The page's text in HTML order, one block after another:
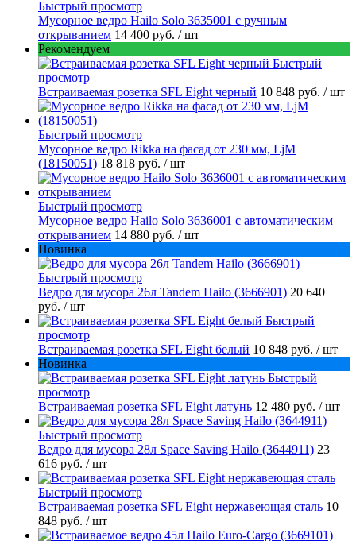
Быстрый просмотр
Мусорное ведро Hailo Solo 3635001 c ручным
открыванием 14 400 руб. / шт
Рекомендуем
Быстрый
просмотр
Встраиваемая розетка SFL Eight черный 10 848 руб. / шт
Быстрый просмотр
Мусорное ведро Rikka на фасад от 230 мм, LjM
(18150051) 18 818 руб. / шт
Быстрый просмотр
Мусорное ведро Hailo Solo 3636001 с автоматическим
открыванием 14 880 руб. / шт
Новинка
Быстрый просмотр
Ведро для мусора 26л Tandem Hailo (3666901) 20 640
руб. / шт
Быстрый
просмотр
Встраиваемая розетка SFL Eight белый 10 848 руб. / шт
Новинка
Быстрый
просмотр
Встраиваемая розетка SFL Eight латунь 12 480 руб. / шт
Быстрый просмотр
Ведро для мусора 28л Space Saving Hailo (3644911) 23
616 руб. / шт
Быстрый просмотр
Встраиваемая розетка SFL Eight нержавеющая сталь 10
848 руб. / шт